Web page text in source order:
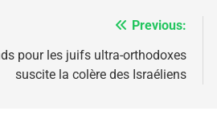
Previous:
pour les juifs ultra-orthodoxes
suscite la colère des Israéliens
CE QUI NOUS MANQUE –